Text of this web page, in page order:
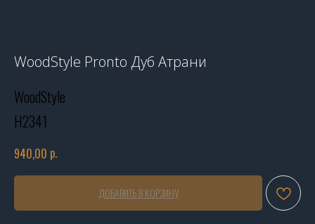
WoodStyle Pronto Дуб Атрани
WoodStyle
Н2341
940,00 р.
ДОБАВИТЬ В КОРЗИНУ